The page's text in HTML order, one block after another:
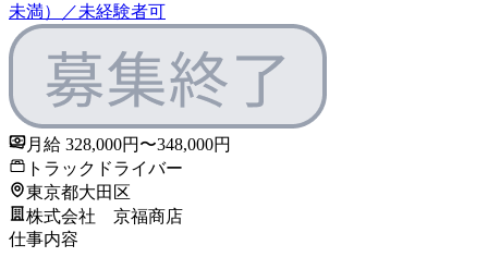
未満）／未経験者可
月給 328,000円〜348,000円
トラックドライバー
東京都大田区
株式会社 京福商店
仕事内容